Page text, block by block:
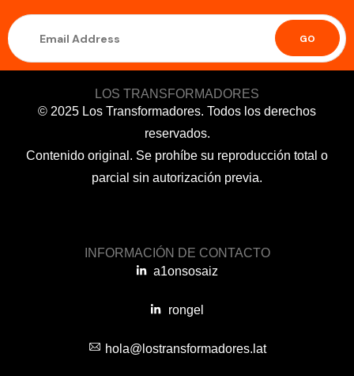
GO
LOS TRANSFORMADORES
© 2025 Los Transformadores. Todos los derechos
reservados.
Contenido original. Se prohíbe su reproducción total o
parcial sin autorización previa.
INFORMACIÓN DE CONTACTO
a1onsosaiz
rongel
hola@lostransformadores.lat